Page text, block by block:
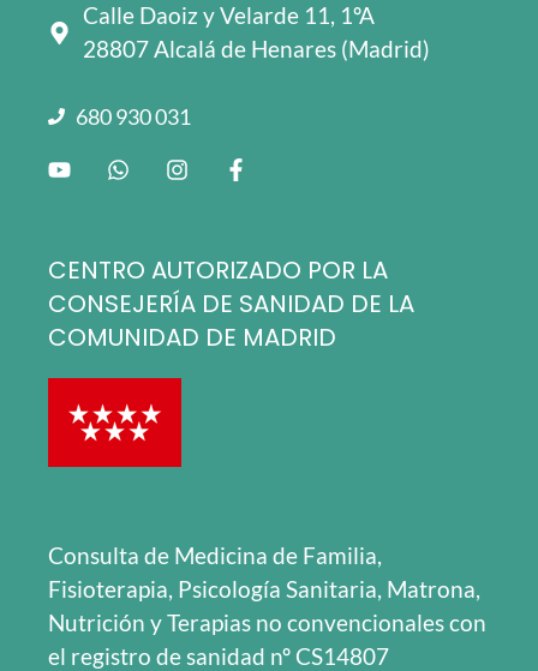
Calle Daoiz y Velarde 11, 1ºA
28807 Alcalá de Henares (Madrid)
680 930 031
CENTRO AUTORIZADO POR LA
CONSEJERÍA DE SANIDAD DE LA
COMUNIDAD DE MADRID
Consulta de Medicina de Familia,
Fisioterapia, Psicología Sanitaria, Matrona,
Nutrición y Terapias no convencionales con
el registro de sanidad nº CS14807